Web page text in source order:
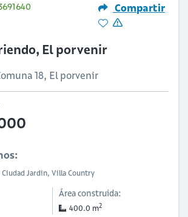
Compartir
El porvenir
18, El porvenir
Ciudad Jardin, Villa Country
Área construida:
400.0 m2